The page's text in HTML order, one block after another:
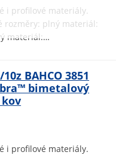
i profilové materiály.
rozměry: plný materiál:
materiál:…
BAHCO 3851
bimetalový
i profilové materiály.